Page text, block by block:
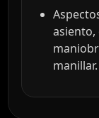
asiento,
manillar.